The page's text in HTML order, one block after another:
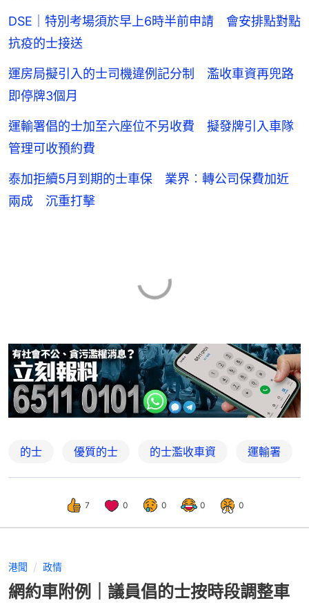
DSE｜特別考場須於早上6時半前申請 會安排點對點
抗疫的士接送
運房局擬引入的士司機違例記分制 濫收車資再兜路
即停牌3個月
運輸署倡的士加至六座位不另收費 擬發牌引入車隊
管理可收預約費
泰加拒續5月到期的士車保 業界︰轉公司保費加近
兩成 沉重打擊
的士 優質的士 的士濫收車資 運輸署
7 0 0 0 0
港聞 政情
網約車附例｜議員倡的士按時段調整車